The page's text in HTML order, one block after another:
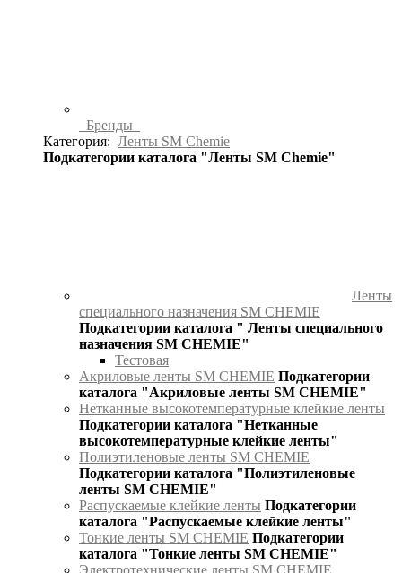
Бренды
Категория: Ленты SM Chemie
Подкатегории каталога "Ленты SM Chemie"
Ленты
специального назначения SM CHEMIE
Подкатегории каталога " Ленты специального
назначения SM CHEMIE"
Тестовая
Акриловые ленты SM CHEMIE Подкатегории
каталога "Акриловые ленты SM CHEMIE"
Нетканные высокотемпературные клейкие ленты
Подкатегории каталога "Нетканные
высокотемпературные клейкие ленты"
Полиэтиленовые ленты SM CHEMIE
Подкатегории каталога "Полиэтиленовые
ленты SM CHEMIE"
Распускаемые клейкие ленты Подкатегории
каталога "Распускаемые клейкие ленты"
Тонкие ленты SM CHEMIE Подкатегории
каталога "Тонкие ленты SM CHEMIE"
Электротехнические ленты SM CHEMIE